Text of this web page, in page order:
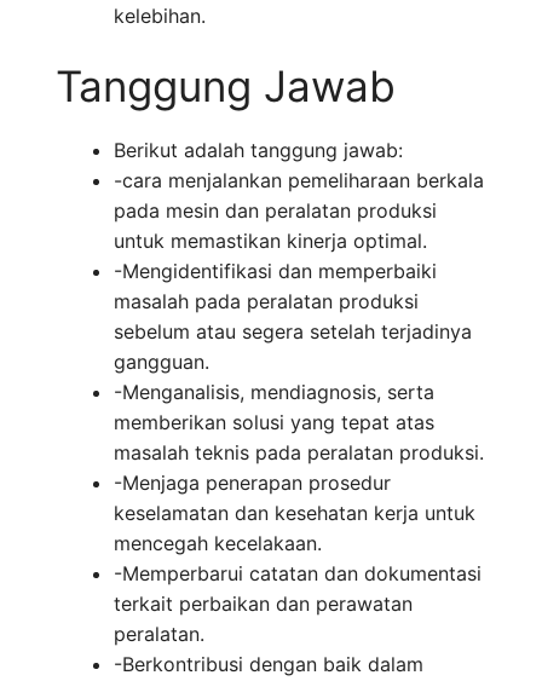
kelebihan.
Tanggung Jawab
Berikut adalah tanggung jawab:
-cara menjalankan pemeliharaan berkala
pada mesin dan peralatan produksi
untuk memastikan kinerja optimal.
-Mengidentifikasi dan memperbaiki
masalah pada peralatan produksi
sebelum atau segera setelah terjadinya
gangguan.
-Menganalisis, mendiagnosis, serta
memberikan solusi yang tepat atas
masalah teknis pada peralatan produksi.
-Menjaga penerapan prosedur
keselamatan dan kesehatan kerja untuk
mencegah kecelakaan.
-Memperbarui catatan dan dokumentasi
terkait perbaikan dan perawatan
peralatan.
-Berkontribusi dengan baik dalam